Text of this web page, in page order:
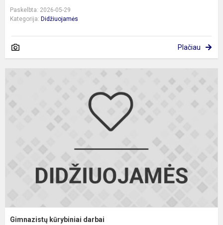
Paskelbta: 2026-05-29
Kategorija: Didžiuojamės
Plačiau
Gimnazistų kūrybiniai darbai